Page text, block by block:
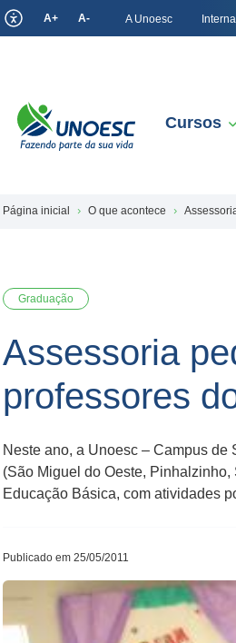
A+ A- A Unoesc
Cursos
Página inicial O que acontece
Graduação
Assessoria
professores
Neste ano, a Unoesc – Campus
(São Miguel do Oeste,
Educação Básica, com atividades
Publicado em 25/05/2011